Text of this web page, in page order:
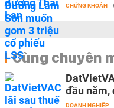
CHỨNG KHOÁN -
Cùng chuyên
đầu năm,
DOANH NGHIỆP -